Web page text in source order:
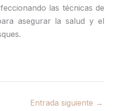
las técnicas de
asegurar la salud y el
Entrada siguiente →